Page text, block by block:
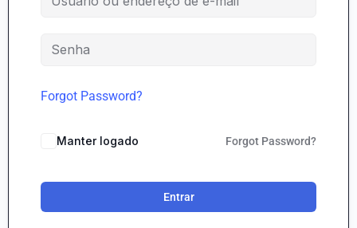
Forgot Password?
Manter logado Forgot Password?
Entrar